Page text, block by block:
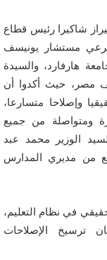
شاكيرا رئيس قطاع
مستشار يونيسف
هارفارد، والسيدة
مصر، حيث أكدوا أن
وإصلاحا متسارعا،
ومتواصلة من جميع
الوزير محمد عبد
من مديري المدارس
في نظام التعليم،
ترسيخ الإصلاحات